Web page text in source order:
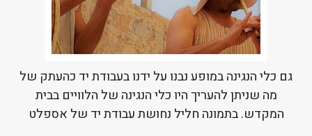
גם כלי הנגינה במופע נבנו על ידנו בעבודת יד כהעתק של
מה שניתן להעריך היו כלי הנגינה של הלוויים בבית
המקדש. בתמונה חליל נחושת עבודת יד של אספלט